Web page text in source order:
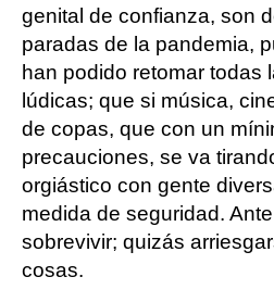
genital de confianza, son
paradas de la pandemia,
han podido retomar todas
lúdicas; que si música,
de copas, que con un
precauciones, se va
orgiástico con gente
medida de seguridad.
sobrevivir; quizás
cosas.